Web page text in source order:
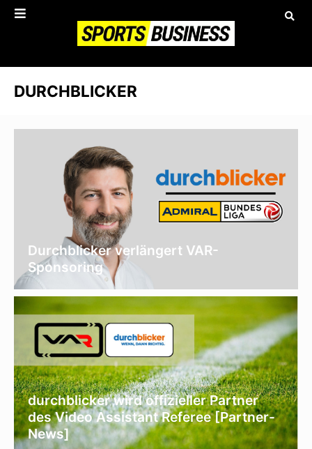
DURCHBLICKER
Durchblicker verlängert VAR-
Sponsoring
durchblicker wird offizieller Partner
des Video Assistant Referee [Partner-
News]